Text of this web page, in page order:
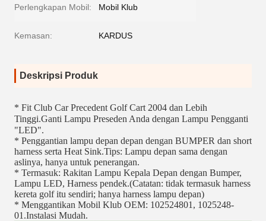
Perlengkapan Mobil: Mobil Klub
Kemasan: KARDUS
Deskripsi Produk
* Fit Club Car Precedent Golf Cart 2004 dan Lebih
Tinggi.Ganti Lampu Preseden Anda dengan Lampu Pengganti
"LED".
* Penggantian lampu depan depan dengan BUMPER dan short
harness serta Heat Sink.Tips: Lampu depan sama dengan
aslinya, hanya untuk penerangan.
* Termasuk: Rakitan Lampu Kepala Depan dengan Bumper,
Lampu LED, Harness pendek.(Catatan: tidak termasuk harness
kereta golf itu sendiri; hanya harness lampu depan)
* Menggantikan Mobil Klub OEM: 102524801, 1025248-
01.Instalasi Mudah.